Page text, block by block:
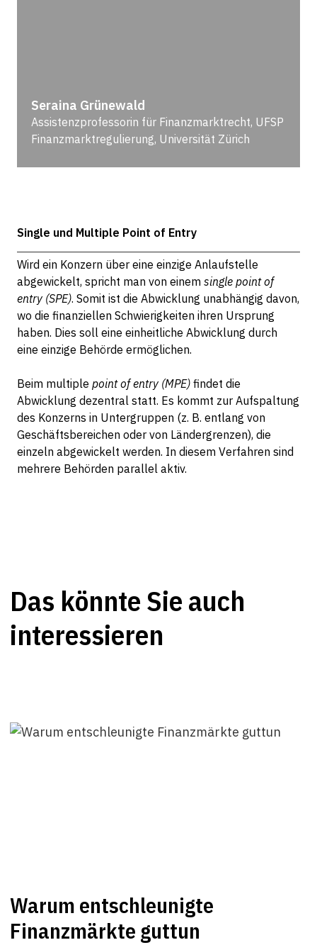
Seraina Grünewald
Assistenzprofessorin für Finanzmarktrecht, UFSP
Finanzmarktregulierung, Universität Zürich
Single und Multiple Point of Entry
Wird ein Konzern über eine einzige Anlaufstelle
abgewickelt, spricht man von einem single point of
entry (SPE). Somit ist die Abwicklung unabhängig davon,
wo die finanziellen Schwierigkeiten ihren Ursprung
haben. Dies soll eine einheitliche Abwicklung durch
eine einzige Behörde ermöglichen.
Beim multiple point of entry (MPE)findet die
Abwicklung dezentral statt. Es kommt zur Aufspaltung
des Konzerns in Untergruppen (z. B. entlang von
Geschäftsbereichen oder von Ländergrenzen), die
einzeln abgewickelt werden. In diesem Verfahren sind
mehrere Behörden parallel aktiv.
Das könnte Sie auch
interessieren
Warum entschleunigte
Finanzmärkte guttun